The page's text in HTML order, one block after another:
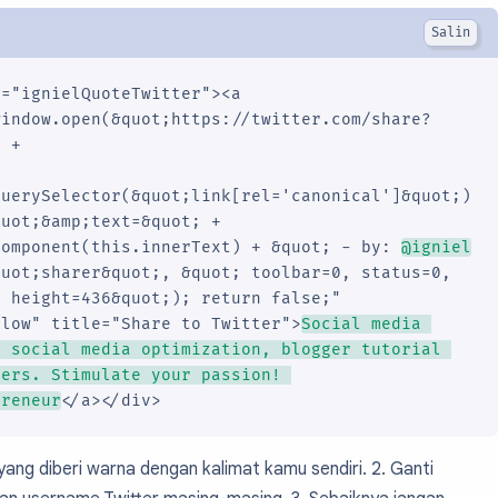
0.05em;
a:hover, .ignielQuoteTwitter:hover
a:before {
'';
inline-block;
align: bottom;
url("data:image/svg+xml,%3Csvg viewBox='0 0
'Click to Tweet';
twitter.com/share?
+
+
+ &quot; - by: @igniel
&quot; toolbar=0, status=0,
height=436&quot;); return false;"
title="Share to Twitter">Social media
social media optimization, blogger tutorial
Stimulate your passion!
</a></div>
diberi warna dengan kalimat kamu sendiri. 2. Ganti